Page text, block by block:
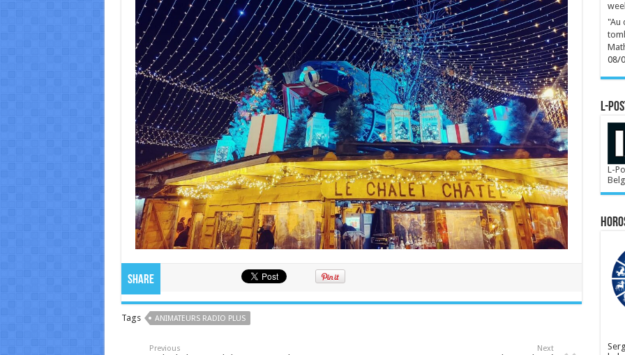
Share
Tags ANIMATEURS RADIO PLUS
Previous Next
"Au
08/
L-
L-